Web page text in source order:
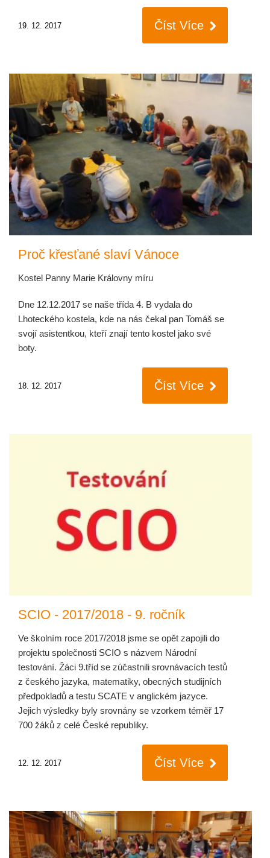
19. 12. 2017 Číst Více
Proč křesťané slaví Vánoce
Kostel Panny Marie Královny míru
Dne 12.12.2017 se naše třída 4. B vydala do
Lhoteckého kostela, kde na nás čekal pan Tomáš se
svojí asistentkou, kteří znají tento kostel jako své
boty.
18. 12. 2017 Číst Více
SCIO - 2017/2018 - 9. ročník
Ve školním roce 2017/2018 jsme se opět zapojili do
projektu společnosti SCIO s názvem Národní
testování. Žáci 9.tříd se zúčastnili srovnávacích testů
z českého jazyka, matematiky, obecných studijních
předpokladů a testu SCATE v anglickém jazyce.
Jejich výsledky byly srovnány se vzorkem téměř 17
700 žáků z celé České republiky.
12. 12. 2017 Číst Více